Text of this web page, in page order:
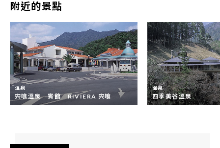
附近的景點
温泉
宍喰溫泉 賓館 RIVIERA 宍喰
温泉
四季美谷溫泉